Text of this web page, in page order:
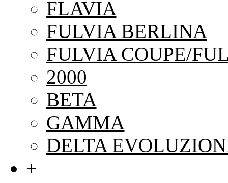
FLAVIA
FULVIA BERLINA
FULVIA COUPE/
2000
BETA
GAMMA
DELTA
+